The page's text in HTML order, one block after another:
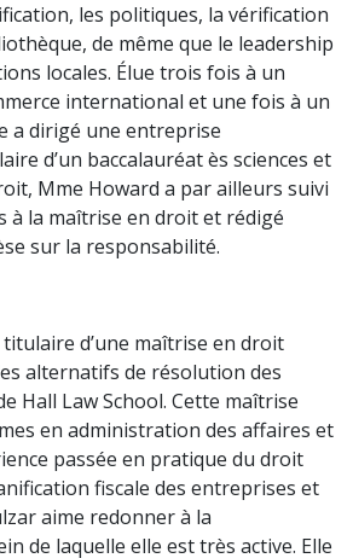
les politiques, la vérification
de même que le leadership
locales. Élue trois fois à un
international et une fois à un
a dirigé une entreprise
d’un baccalauréat ès sciences et
Mme Howard a par ailleurs suivi
à la maîtrise en droit et rédigé
sur la responsabilité.
d’une maîtrise en droit
alternatifs de résolution des
Hall Law School. Cette maîtrise
en administration des affaires et
passée en pratique du droit
fiscale des entreprises et
aime redonner à la
de laquelle elle est très active. Elle